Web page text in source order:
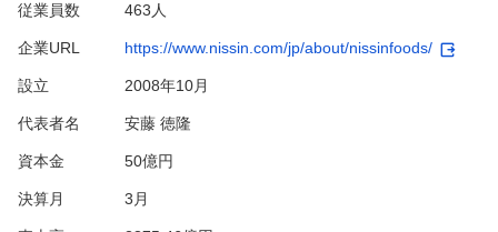
従業員数 463人
企業URL https://www.nissin.com/jp/about/nissinfoods/
設立 2008年10月
代表者名 安藤 徳隆
資本金 50億円
決算月 3月